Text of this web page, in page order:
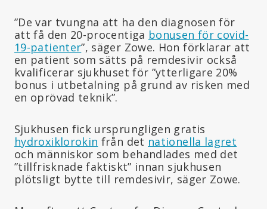
”De var tvungna att ha den diagnosen för
att få den 20-procentiga bonusen för covid-
19-patienter”, säger Zowe. Hon förklarar att
en patient som sätts på remdesivir också
kvalificerar sjukhuset för ”ytterligare 20%
bonus i utbetalning på grund av risken med
en oprövad teknik”.
Sjukhusen fick ursprungligen gratis
hydroxiklorokin från det nationella lagret
och människor som behandlades med det
”tillfrisknade faktiskt” innan sjukhusen
plötsligt bytte till remdesivir, säger Zowe.